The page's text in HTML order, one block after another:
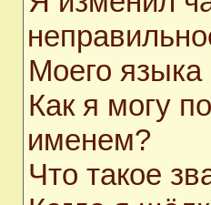
Моего языка
Как я могу
именем?
Что такое